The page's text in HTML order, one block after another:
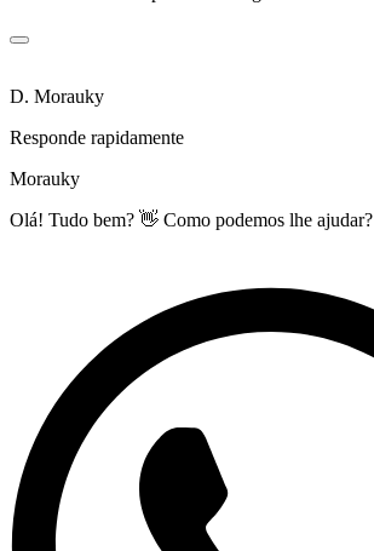
D. Morauky
Responde rapidamente
Morauky
Olá! Tudo bem? 👋 Como podemos lhe ajudar?